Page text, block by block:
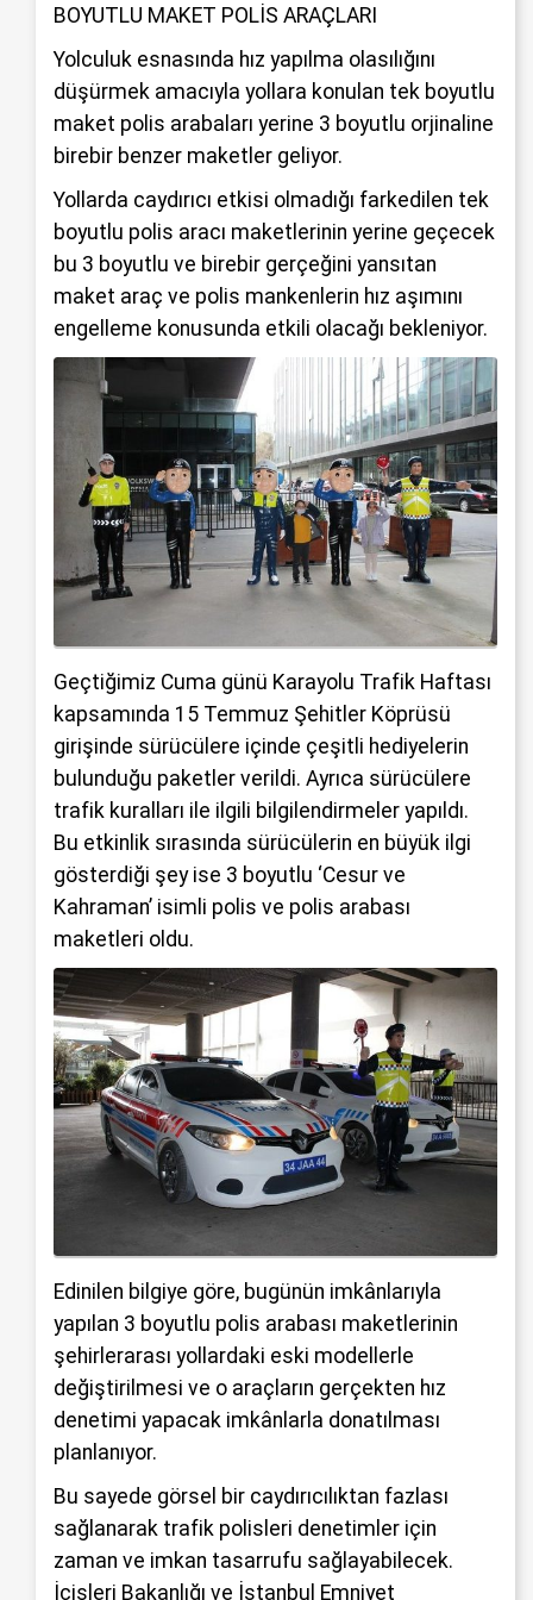
BOYUTLU MAKET POLİS ARAÇLARI
Yolculuk esnasında hız yapılma olasılığını
düşürmek amacıyla yollara konulan tek boyutlu
maket polis arabaları yerine 3 boyutlu orjinaline
birebir benzer maketler geliyor.
Yollarda caydırıcı etkisi olmadığı farkedilen tek
boyutlu polis aracı maketlerinin yerine geçecek
bu 3 boyutlu ve birebir gerçeğini yansıtan
maket araç ve polis mankenlerin hız aşımını
engelleme konusunda etkili olacağı bekleniyor.
Geçtiğimiz Cuma günü Karayolu Trafik Haftası
kapsamında 15 Temmuz Şehitler Köprüsü
girişinde sürücülere içinde çeşitli hediyelerin
bulunduğu paketler verildi. Ayrıca sürücülere
trafik kuralları ile ilgili bilgilendirmeler yapıldı.
Bu etkinlik sırasında sürücülerin en büyük ilgi
gösterdiği şey ise 3 boyutlu ‘Cesur ve
Kahraman’ isimli polis ve polis arabası
maketleri oldu.
Edinilen bilgiye göre, bugünün imkânlarıyla
yapılan 3 boyutlu polis arabası maketlerinin
şehirlerarası yollardaki eski modellerle
değiştirilmesi ve o araçların gerçekten hız
denetimi yapacak imkânlarla donatılması
planlanıyor.
Bu sayede görsel bir caydırıcılıktan fazlası
sağlanarak trafik polisleri denetimler için
zaman ve imkan tasarrufu sağlayabilecek.
İçişleri Bakanlığı ve İstanbul Emniyet